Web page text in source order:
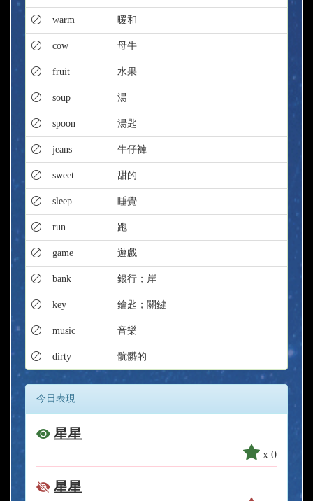
warm 暖和
cow 母牛
fruit 水果
soup 湯
spoon 湯匙
jeans 牛仔褲
sweet 甜的
sleep 睡覺
run 跑
game 遊戲
bank 銀行；岸
key 鑰匙；關鍵
music 音樂
dirty 骯髒的
今日表現
星星
x 0
星星